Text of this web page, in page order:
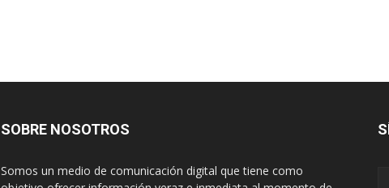
SOBRE NOSOTROS
Somos un medio de comunicación digital que tiene como